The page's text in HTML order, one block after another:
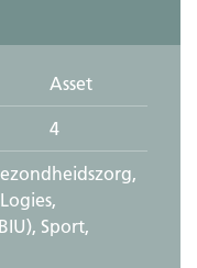
Asset
4
Sport,